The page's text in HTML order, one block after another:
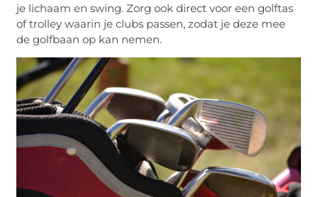
je lichaam en swing. Zorg ook direct voor een golftas
of trolley waarin je clubs passen, zodat je deze mee
de golfbaan op kan nemen.